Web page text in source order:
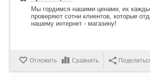
Мы гордимся нашими ценами, их
проверяют сотни клиентов, которые
нашему интернет - магазину!
Отложить Сравнить